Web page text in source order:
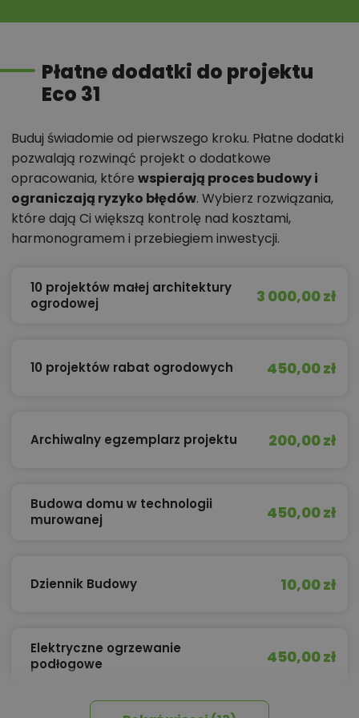
Płatne dodatki do projektu
Eco 31
Buduj świadomie od pierwszego kroku. Płatne dodatki
pozwalają rozwinąć projekt o dodatkowe
opracowania, które wspierają proces budowy i
ograniczają ryzyko błędów. Wybierz rozwiązania,
które dają Ci większą kontrolę nad kosztami,
harmonogramem i przebiegiem inwestycji.
10 projektów małej architektury
ogrodowej
3 000,00 zł
10 projektów rabat ogrodowych 450,00 zł
Archiwalny egzemplarz projektu 200,00 zł
Budowa domu w technologii
murowanej
450,00 zł
Dziennik Budowy 10,00 zł
Elektryczne ogrzewanie
podłogowe
450,00 zł